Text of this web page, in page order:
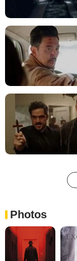
Photos